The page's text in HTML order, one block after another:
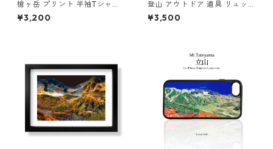
槍ヶ岳 プリント 半袖Tシャツ
ドライ 吸水速乾 山 登山 ホワ
イト 白 スポーツ
¥3,200
登山 アウトドア 道具 リュック
ランタン アイゼン ピッケル 山
iphone スマホケース スマホ
¥3,500